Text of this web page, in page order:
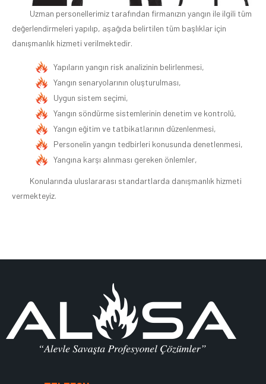
Uzman personellerimiz tarafından firmanızın yangın ile ilgili tüm
değerlendirmeleri yapılıp, aşağıda belirtilen tüm başlıklar için
danışmanlık hizmeti verilmektedir.
Yapıların yangın risk analizinin belirlenmesi,
Yangın senaryolarının oluşturulması,
Uygun sistem seçimi,
Yangın söndürme sistemlerinin denetim ve kontrolü,
Yangın eğitim ve tatbikatlarının düzenlenmesi,
Personelin yangın tedbirleri konusunda denetlenmesi,
Yangına karşı alınması gereken önlemler,
Konularında uluslararası standartlarda danışmanlık hizmeti
vermekteyiz.